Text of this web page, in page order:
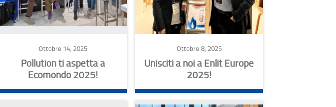
Ottobre 14, 2025
Pollution ti aspetta a
Ecomondo 2025!
Ottobre 8, 2025
Unisciti a noi a Enlit Europe
2025!